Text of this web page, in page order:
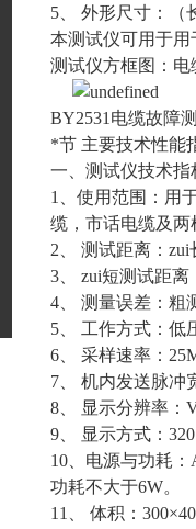
5、 外形尺寸：（
本测试仪可用于
测试仪方框图： 电
BY2531电缆故障
*节 主要技术性能
一、测试仪技术指
1、使用范围：用
缆，市话电缆及
2、 测试距离：zui
3、 zui短测试距离
4、 测量误差：粗
5、 工作方式：低
6、 采样速率：
7、 机内发送脉冲
8、 显示分辨率：
9、 显示方式：
10、电源与功耗
功耗不大于6W。
11、 体积：